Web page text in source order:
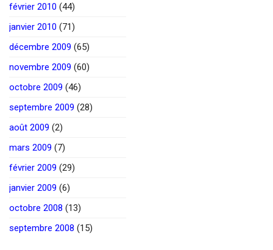
février 2010 (44)
janvier 2010 (71)
décembre 2009 (65)
novembre 2009 (60)
octobre 2009 (46)
septembre 2009 (28)
août 2009 (2)
mars 2009 (7)
février 2009 (29)
janvier 2009 (6)
octobre 2008 (13)
septembre 2008 (15)